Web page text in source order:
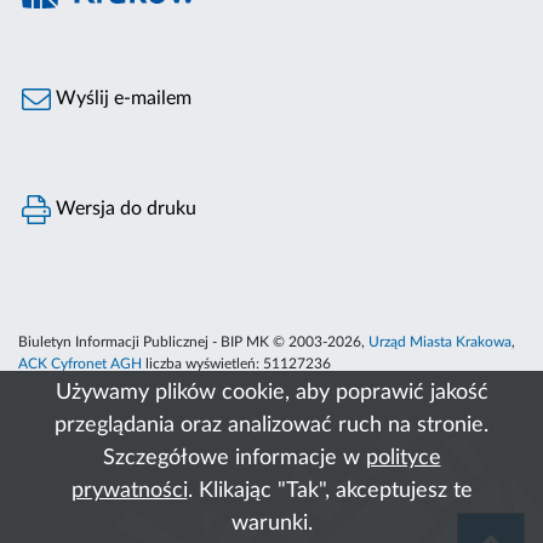
Używamy plików cookie, aby poprawić jakość
przeglądania oraz analizować ruch na stronie.
Szczegółowe informacje w polityce
prywatności. Klikając "Tak", akceptujesz te
warunki.
Wyślij e-mailem
Wersja do druku
Biuletyn Informacji Publicznej - BIP MK © 2003-2026, Urząd Miasta Krakowa,
ACK Cyfronet AGH
liczba wyświetleń: 51127236